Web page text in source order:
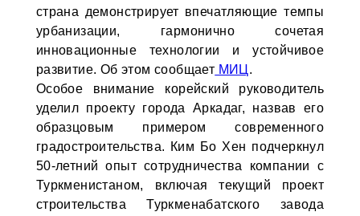
страна демонстрирует впечатляющие темпы
урбанизации, гармонично сочетая
инновационные технологии и устойчивое
развитие. Об этом сообщает МИЦ .
Особое внимание корейский руководитель
уделил проекту города Аркадаг, назвав его
образцовым примером современного
градостроительства. Ким Бо Хен подчеркнул
50-летний опыт сотрудничества компании с
Туркменистаном, включая текущий проект
строительства Туркменабатского завода